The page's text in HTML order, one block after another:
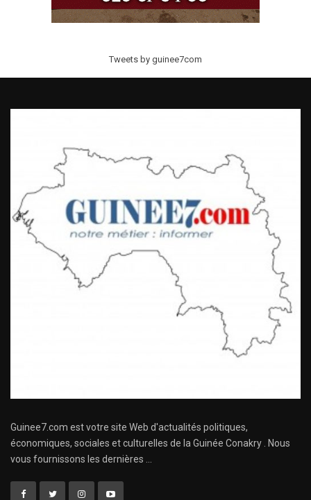
Tweets by guinee7com
Guinee7.com est votre site Web d'actualités politiques,
économiques, sociales et culturelles de la Guinée Conakry . Nous
vous fournissons les dernières ...